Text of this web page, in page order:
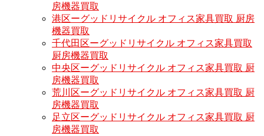
房機器買取
港区ーグッドリサイクル オフィス家具買取 厨房
機器買取
千代田区ーグッドリサイクル オフィス家具買取
厨房機器買取
中央区ーグッドリサイクル オフィス家具買取 厨
房機器買取
荒川区ーグッドリサイクル オフィス家具買取 厨
房機器買取
足立区ーグッドリサイクル オフィス家具買取 厨
房機器買取